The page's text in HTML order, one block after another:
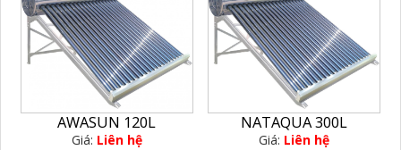
AWASUN 120L
Giá: Liên hệ
NATAQUA 300L
Giá: Liên hệ